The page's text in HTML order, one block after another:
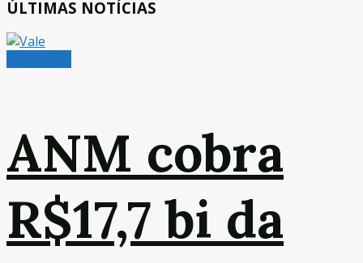
ÚLTIMAS NOTÍCIAS
ANM cobra
R$17,7 bi da